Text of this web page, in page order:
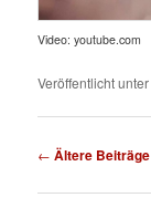
Video: youtube.com
Veröffentlicht unter
Beitragsnavigation
← Ältere Beiträge